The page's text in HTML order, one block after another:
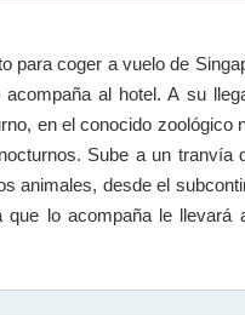
para coger a vuelo de
al hotel. A su
en el conocido
Sube a un
animales, desde el
lo acompaña le